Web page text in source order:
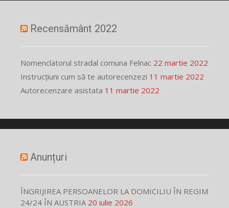
Recensământ 2022
Nomenclatorul stradal comuna Felnac 22 martie 2022
Instrucțiuni cum să te autorecenzezi 11 martie 2022
Autorecenzare asistata 11 martie 2022
Anunțuri
ÎNGRIJIREA PERSOANELOR LA DOMICILIU ÎN REGIM
24/24 ÎN AUSTRIA 20 iulie 2026